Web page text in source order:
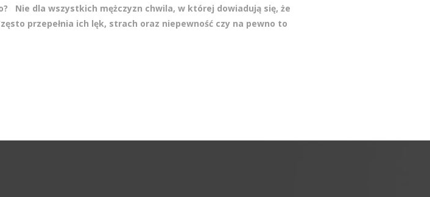
Nie dla wszystkich mężczyzn chwila, w której dowiadują się, że
przepełnia ich lęk, strach oraz niepewność czy na pewno to